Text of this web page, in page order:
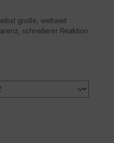
große, weltweit
schnellerer Reaktion